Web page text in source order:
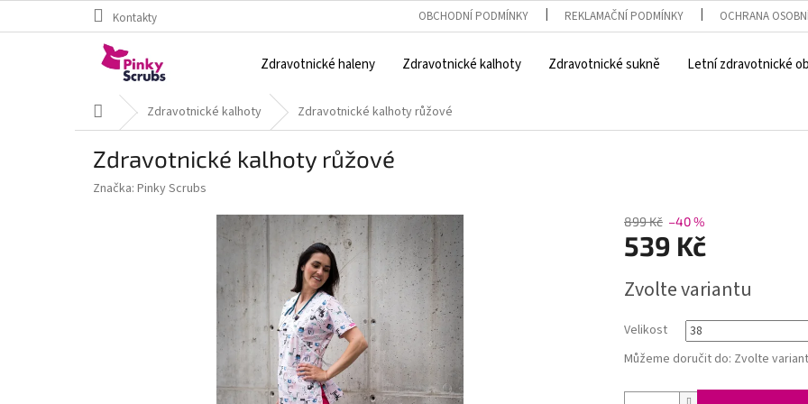
Kontakty OBCHODNÍ PODMÍNKY REKLAMAČNÍ PODMÍNKY OCHRANA
Zdravotnické haleny Zdravotnické kalhoty Zdravotnické sukně Letní zdravotnické
Domů Zdravotnické kalhoty Zdravotnické kalhoty růžové
Zdravotnické kalhoty růžové
Značka: Pinky Scrubs
899 Kč –40 %
539 Kč
cena:
Zvolte variantu
Velikost
Můžeme doručit do: Zvolte